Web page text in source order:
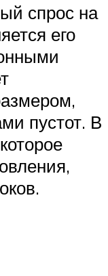
спрос на
его
пустот. В